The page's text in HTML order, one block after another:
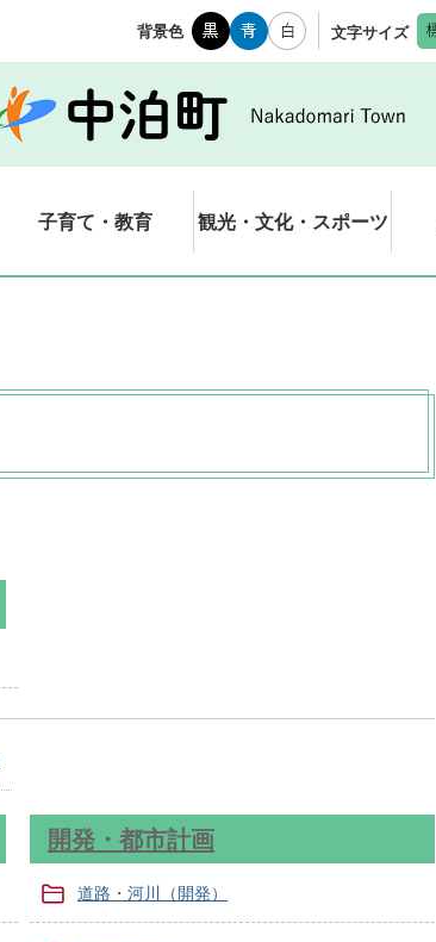
背景色 文字サイズ
子育て・教育 観光・文化・スポーツ
開発・都市計画
道路・河川（開発）